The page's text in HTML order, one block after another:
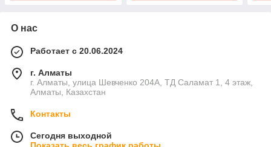
О нас
Работает с 20.06.2024
г. Алматы
г. Алматы, улица Шевченко 204А, ТД Саламат 1, 4 этаж,
Алматы, Казахстан
Контакты
Сегодня выходной